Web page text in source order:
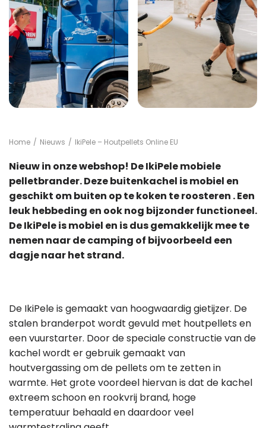
Home / Nieuws / IkiPele – Houtpellets Online EU
Nieuw in onze webshop! De IkiPele mobiele
pelletbrander. Deze buitenkachel is mobiel en
geschikt om buiten op te koken te roosteren . Een
leuk hebbeding en ook nog bijzonder functioneel.
De IkiPele is mobiel en is dus gemakkelijk mee te
nemen naar de camping of bijvoorbeeld een
dagje naar het strand.
De IkiPele is gemaakt van hoogwaardig gietijzer. De
stalen branderpot wordt gevuld met houtpellets en
een vuurstarter. Door de speciale constructie van de
kachel wordt er gebruik gemaakt van
houtvergassing om de pellets om te zetten in
warmte. Het grote voordeel hiervan is dat de kachel
extreem schoon en rookvrij brand, hoge
temperatuur behaald en daardoor veel